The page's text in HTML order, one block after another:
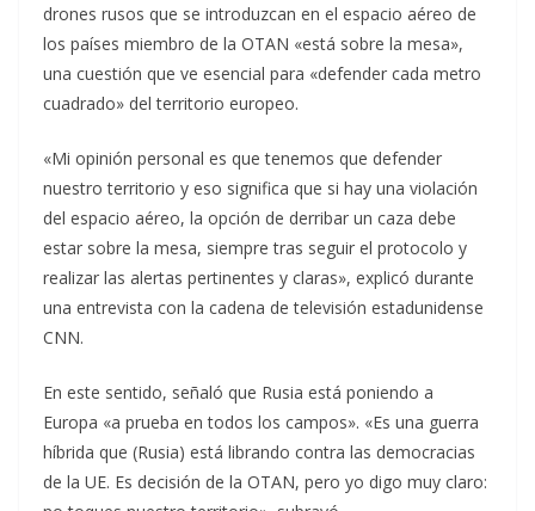
drones rusos que se introduzcan en el espacio aéreo de
los países miembro de la OTAN «está sobre la mesa»,
una cuestión que ve esencial para «defender cada metro
cuadrado» del territorio europeo.
«Mi opinión personal es que tenemos que defender
nuestro territorio y eso significa que si hay una violación
del espacio aéreo, la opción de derribar un caza debe
estar sobre la mesa, siempre tras seguir el protocolo y
realizar las alertas pertinentes y claras», explicó durante
una entrevista con la cadena de televisión estadunidense
CNN.
En este sentido, señaló que Rusia está poniendo a
Europa «a prueba en todos los campos». «Es una guerra
híbrida que (Rusia) está librando contra las democracias
de la UE. Es decisión de la OTAN, pero yo digo muy claro: